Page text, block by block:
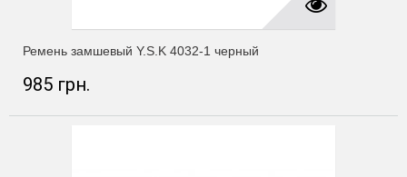
Ремень замшевый Y.S.K 4032-1 черный
985 грн.